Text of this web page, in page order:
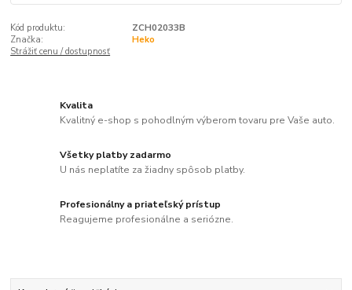
Kód produktu:
ZCH02033B
Značka:
Heko
Strážiť cenu / dostupnosť
Kvalita
Kvalitný e-shop s pohodlným výberom tovaru pre Vaše auto.
Všetky platby zadarmo
U nás neplatíte za žiadny spôsob platby.
Profesionálny a priateľský prístup
Reagujeme profesionálne a seriózne.